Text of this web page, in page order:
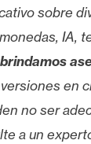
sobre
IA,
en
no ser
a un